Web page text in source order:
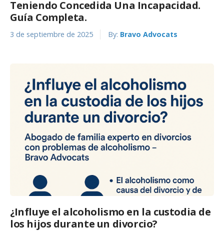
Teniendo Concedida Una Incapacidad.
Guía Completa.
3 de septiembre de 2025 By: Bravo Advocats
¿Influye el alcoholismo en la custodia de
los hijos durante un divorcio?